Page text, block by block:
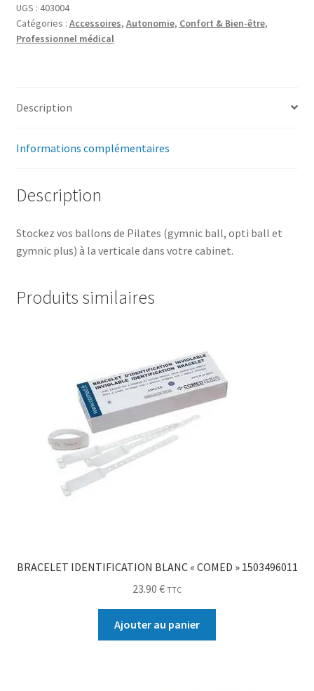
UGS : 403004
Catégories : Accessoires, Autonomie, Confort & Bien-être,
Professionnel médical
Description
Informations complémentaires
Description
Stockez vos ballons de Pilates (gymnic ball, opti ball et
gymnic plus) à la verticale dans votre cabinet.
Produits similaires
BRACELET IDENTIFICATION BLANC « COMED » 1503496011
23.90 € TTC
Ajouter au panier